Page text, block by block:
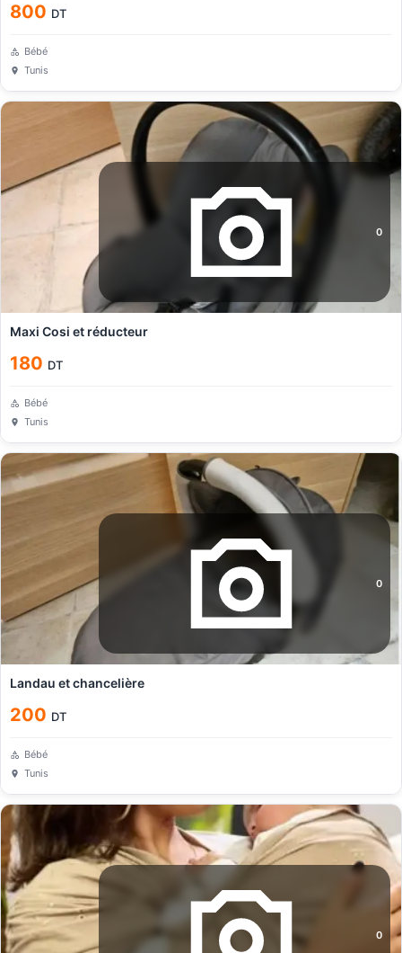
800 DT
Bébé
Tunis
0
Maxi Cosi et réducteur
180 DT
Bébé
Tunis
0
Landau et chancelière
200 DT
Bébé
Tunis
0